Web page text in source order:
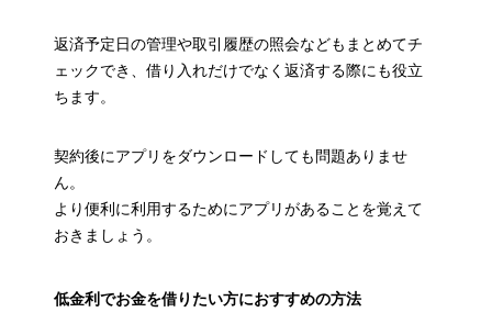
返済予定日の管理や取引履歴の照会などもまとめてチ
ェックでき、借り入れだけでなく返済する際にも役立
ちます。
契約後にアプリをダウンロードしても問題ありませ
ん。
より便利に利用するためにアプリがあることを覚えて
おきましょう。
低金利でお金を借りたい方におすすめの方法